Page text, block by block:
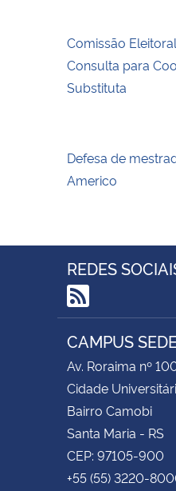
Comissão
Consulta para
Substituta
Defesa de
Americo
REDES
RSS
CAMPUS
Av. Roraima nº
Cidade
Bairro Camobi
Santa Maria - RS
CEP: 97105-900
+55 (55) 3220-